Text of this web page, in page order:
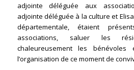
adjointe déléguée aux
adjointe déléguée à la culture et
départementale, étaient
associations, saluer les
chaleureusement les
l’organisation de ce moment de